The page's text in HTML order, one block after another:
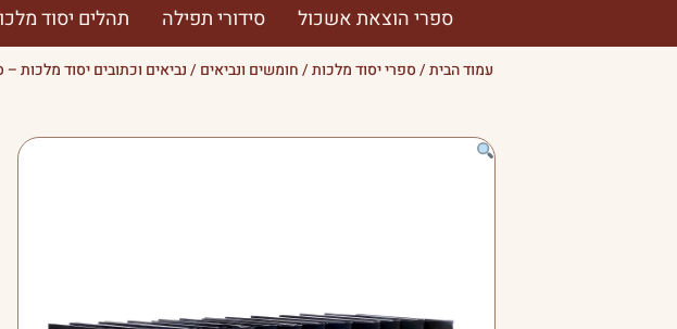
ספרי הוצאת אשכול סידורי תפילה תהלים יסוד
עמוד הבית/ספרי יסוד מלכות/חומשים ונביאים / נביאים וכתובים יסוד מלכות